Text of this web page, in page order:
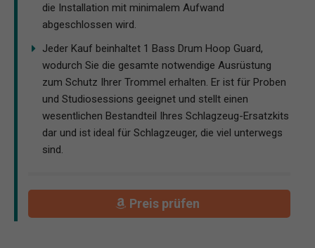
die Installation mit minimalem Aufwand
abgeschlossen wird.
Jeder Kauf beinhaltet 1 Bass Drum Hoop Guard,
wodurch Sie die gesamte notwendige Ausrüstung
zum Schutz Ihrer Trommel erhalten. Er ist für Proben
und Studiosessions geeignet und stellt einen
wesentlichen Bestandteil Ihres Schlagzeug-Ersatzkits
dar und ist ideal für Schlagzeuger, die viel unterwegs
sind.
Preis prüfen